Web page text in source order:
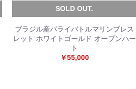
SOLD OUT.
ブラジル産パライバトルマリンブレス
レット ホワイトゴールド オープンハー
ト
￥55,000